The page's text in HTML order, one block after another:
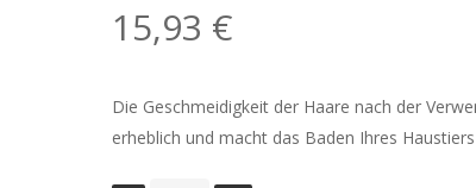
15,93 €
Die Geschmeidigkeit der Haare nach der
erheblich und macht das Baden Ihres